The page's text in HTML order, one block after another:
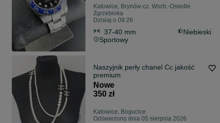
Katowice, Brynów-cz. Wsch.-Osiedle
Zgrzebioka
Dzisiaj o 09:26
37-40 mm
Niebieski
Sportowy
Naszyjnik perły chanel Cc jakość
premium
Nowe
350 zł
Katowice, Bogucice
Odświeżono dnia 05 sierpnia 2026